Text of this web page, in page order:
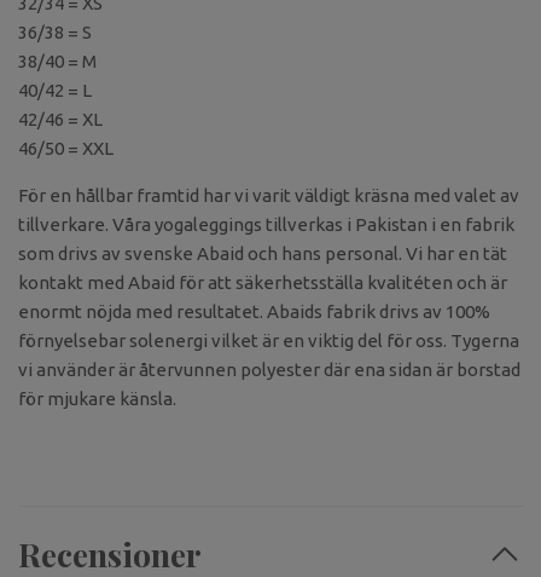
36/38 = S
38/40 = M
40/42 = L
42/46 = XL
46/50 = XXL
För en hållbar framtid har vi varit väldigt kräsna med valet av
tillverkare. Våra yogaleggings tillverkas i Pakistan i en fabrik
som drivs av svenske Abaid och hans personal. Vi har en tät
kontakt med Abaid för att säkerhetsställa kvalitéten och är
enormt nöjda med resultatet. Abaids fabrik drivs av 100%
förnyelsebar solenergi vilket är en viktig del för oss. Tygerna
vi använder är återvunnen polyester där ena sidan är borstad
för mjukare känsla.
Recensioner